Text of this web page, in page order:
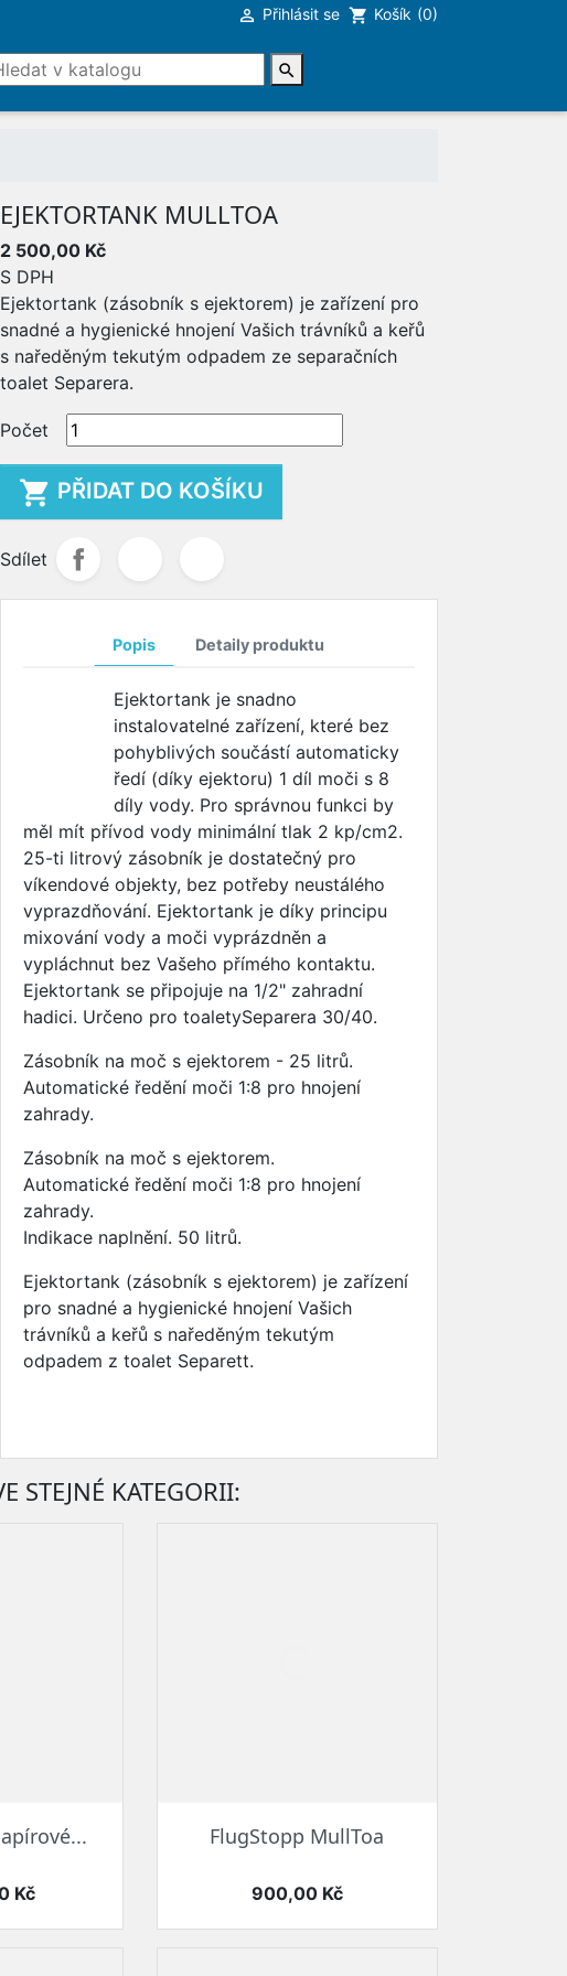
 Přihlásit se shopping_cart Košík (0)

EJEKTORTANK MULLTOA
2 500,00 Kč
S DPH
Ejektortank (zásobník s ejektorem) je zařízení pro
snadné a hygienické hnojení Vašich trávníků a keřů
s naředěným tekutým odpadem ze separačních
toalet Separera.
Počet
 PŘIDAT DO KOŠÍKU
Sdílet
Popis Detaily produktu
Ejektortank je snadno
instalovatelné zařízení, které bez
pohyblivých součástí automaticky
ředí (díky ejektoru) 1 díl moči s 8
díly vody. Pro správnou funkci by
měl mít přívod vody minimální tlak 2 kp/cm2.
25-ti litrový zásobník je dostatečný pro
víkendové objekty, bez potřeby neustálého
vyprazdňování. Ejektortank je díky principu
mixování vody a moči vyprázdněn a
vypláchnut bez Vašeho přímého kontaktu.
Ejektortank se připojuje na 1/2" zahradní
hadici. Určeno pro toaletySeparera 30/40.
Zásobník na moč s ejektorem - 25 litrů.
Automatické ředění moči 1:8 pro hnojení
zahrady.
Zásobník na moč s ejektorem.
Automatické ředění moči 1:8 pro hnojení
zahrady.
Indikace naplnění. 50 litrů.
Ejektortank (zásobník s ejektorem) je zařízení
pro snadné a hygienické hnojení Vašich
trávníků a keřů s naředěným tekutým
odpadem z toalet Separett.
STEJNÉ KATEGORII:
Kč
Rychlý náhled
FlugStopp MullToa
Cena
900,00 Kč